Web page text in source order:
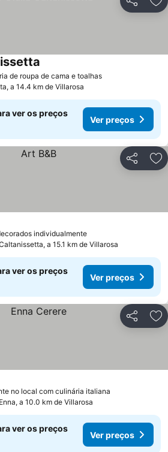
Partilhar
de roupa de cama e toalhas
a 14.4 km de Villarosa
ver os preços
Ver preços
Partilhar
individualmente
a 15.1 km de Villarosa
ver os preços
Ver preços
Partilhar
no local com culinária italiana
Enna, a 10.0 km de Villarosa
ver os preços
Ver preços